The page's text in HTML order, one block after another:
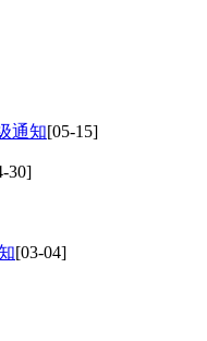
通知[05-15]
30]
[03-04]